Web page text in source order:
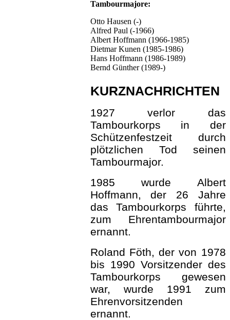
Tambourmajore:
Otto Hausen (-)
Alfred Paul (-1966)
Albert Hoffmann (1966-1985)
Dietmar Kunen (1985-1986)
Hans Hoffmann (1986-1989)
Bernd Günther (1989-)
KURZNACHRICHTEN
1927 verlor das
Tambourkorps in der
Schützenfestzeit durch
plötzlichen Tod seinen
Tambourmajor.
1985 wurde Albert
Hoffmann, der 26 Jahre
das Tambourkorps führte,
zum Ehrentambourmajor
ernannt.
Roland Föth, der von 1978
bis 1990 Vorsitzender des
Tambourkorps gewesen
war, wurde 1991 zum
Ehrenvorsitzenden
ernannt.